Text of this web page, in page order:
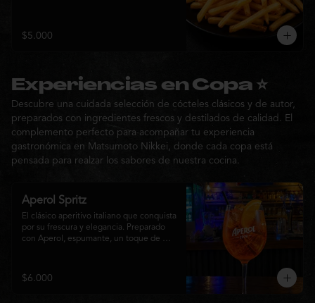
$5.000
Experiencias en Copa ⭐
Descubre una cuidada selección de cócteles clásicos y de autor,
preparados con ingredientes frescos y destilados de calidad. El
complemento perfecto para acompañar tu experiencia
gastronómica en Matsumoto Nikkei, donde cada copa está
pensada para realzar los sabores de nuestra cocina.
Aperol Spritz
El clásico aperitivo italiano que conquista
por su frescura y elegancia. Preparado
con Aperol, espumante, un toque de
refrescante y de notas cítricas, perfecto
para disfrutar antes de la comida o
$6.000